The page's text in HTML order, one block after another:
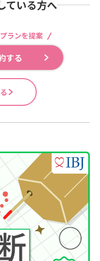
ている方へ
ランを提案
する